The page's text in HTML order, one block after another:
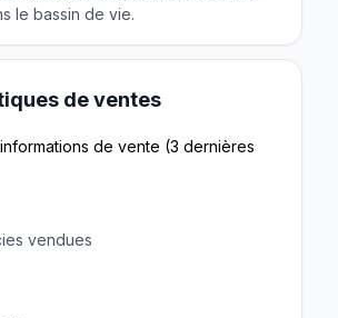
le bassin de vie.
de ventes
de vente (3 dernières
vendues